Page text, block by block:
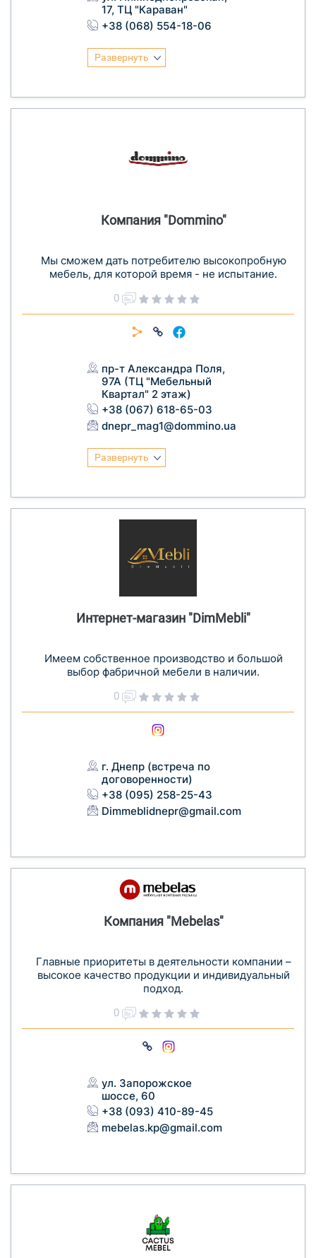
17, ТЦ "Караван"
+38 (068) 554-18-06
Развернуть
Компания "Dommino"
Мы сможем дать потребителю высокопробную
мебель, для которой время - не испытание.
0
пр-т Александра Поля,
97А (ТЦ "Мебельный
Квартал" 2 этаж)
+38 (067) 618-65-03
dnepr_mag1@dommino.ua
Развернуть
Интернет-магазин "DimMebli"
Имеем собственное производство и большой
выбор фабричной мебели в наличии.
0
г. Днепр (встреча по
договоренности)
+38 (095) 258-25-43
Dimmeblidnepr@gmail.com
Компания "Mebelas"
Главные приоритеты в деятельности компании –
высокое качество продукции и индивидуальный
подход.
0
ул. Запорожское
шоссе, 60
+38 (093) 410-89-45
mebelas.kp@gmail.com